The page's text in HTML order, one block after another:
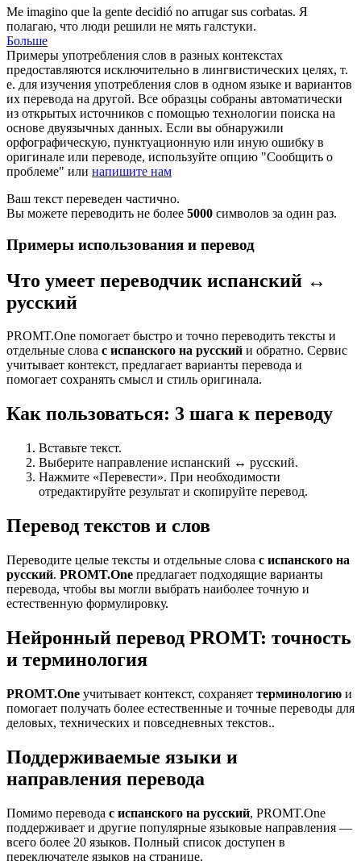
Me imagino que la gente decidió no arrugarsus corbatas. Я
полагаю, что люди решили не мять галстуки.
Больше
Примеры употребления слов в разных контекстах
предоставляются исключительно в лингвистических целях, т.
е. для изучения употребления слов в одном языке и вариантов
их перевода на другой. Все образцы собраны автоматически
из открытых источников с помощью технологии поиска на
основе двуязычных данных. Если вы обнаружили
орфографическую, пунктуационную или иную ошибку в
оригинале или переводе, используйте опцию "Сообщить о
проблеме" или напишите нам
Ваш текст переведен частично.
Вы можете переводить не более 5000 символов за один раз.
Примеры использования и перевод
Что умеет переводчик испанский ↔
русский
PROMT.One помогает быстро и точно переводить тексты и
отдельные слова с испанского на русский и обратно. Сервис
учитывает контекст, предлагает варианты перевода и
помогает сохранять смысл и стиль оригинала.
Как пользоваться: 3 шага к переводу
Вставьте текст.
Выберите направление испанский ↔ русский.
Нажмите «Перевести». При необходимости
отредактируйте результат и скопируйте перевод.
Перевод текстов и слов
Переводите целые тексты и отдельные слова с испанского на
русский. PROMT.One предлагает подходящие варианты
перевода, чтобы вы могли выбрать наиболее точную и
естественную формулировку.
Нейронный перевод PROMT: точность
и терминология
PROMT.One учитывает контекст, сохраняет терминологию и
помогает получать более естественные и точные переводы для
деловых, технических и повседневных текстов..
Поддерживаемые языки и
направления перевода
Помимо перевода с испанского на русский, PROMT.One
поддерживает и другие популярные языковые направления —
всего более 20 языков. Полный список доступен в
переключателе языков на странице.